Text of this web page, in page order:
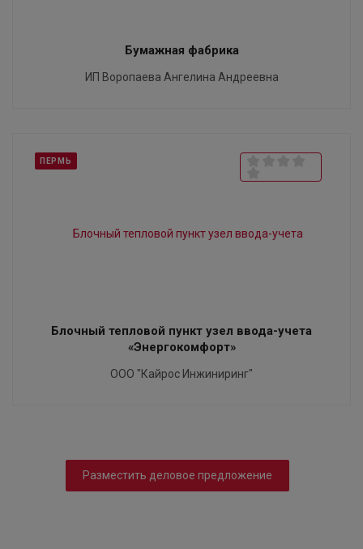
Бумажная фабрика
ИП Воропаева Ангелина Андреевна
ПЕРМЬ
Блочный тепловой пункт узел ввода-учета
«Энергокомфорт»
ООО "Кайрос Инжиниринг"
Разместить деловое предложение